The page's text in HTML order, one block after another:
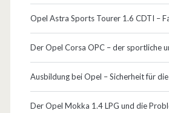
Opel Astra Sports Tourer 1.6 CDTI –
Der Opel Corsa OPC – der sportliche
Ausbildung bei Opel – Sicherheit für
Der Opel Mokka 1.4 LPG und die